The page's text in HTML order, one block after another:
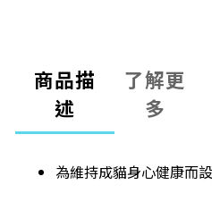
商品描
述
了解更
多
為維持成貓身心健康而